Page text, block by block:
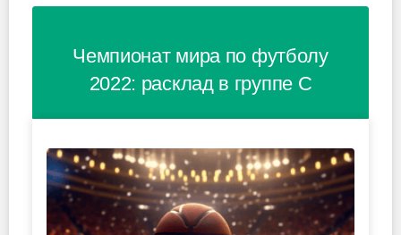
Чемпионат мира по футболу
2022: расклад в группе C